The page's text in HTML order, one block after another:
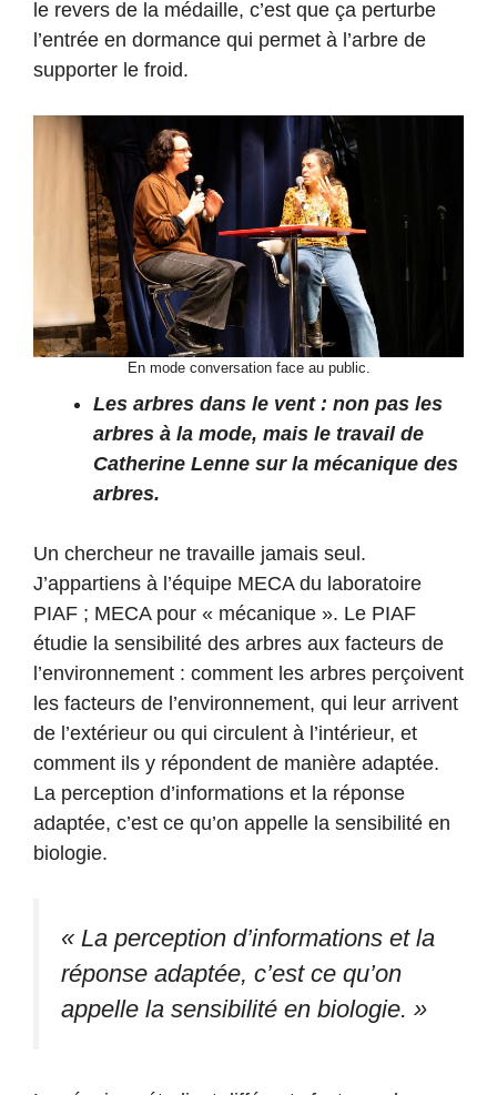
le revers de la médaille, c’est que ça perturbe
l’entrée en dormance qui permet à l’arbre de
supporter le froid.
En mode conversation face au public.
Les arbres dans le vent : non pas les
arbres à la mode, mais le travail de
Catherine Lenne sur la mécanique des
arbres.
Un chercheur ne travaille jamais seul.
J’appartiens à l’équipe MECA du laboratoire
PIAF ; MECA pour « mécanique ». Le PIAF
étudie la sensibilité des arbres aux facteurs de
l’environnement : comment les arbres perçoivent
les facteurs de l’environnement, qui leur arrivent
de l’extérieur ou qui circulent à l’intérieur, et
comment ils y répondent de manière adaptée.
La perception d’informations et la réponse
adaptée, c’est ce qu’on appelle la sensibilité en
biologie.
« La perception d’informations et la
réponse adaptée, c’est ce qu’on
appelle la sensibilité en biologie. »